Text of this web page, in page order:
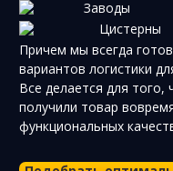
Заводы
Цистерны
Причем мы всегда
вариантов логистики
Все делается для
получили товар
функциональных